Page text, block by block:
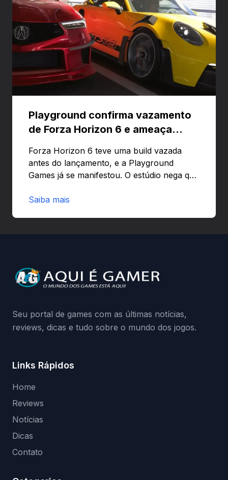
Playground confirma vazamento
de Forza Horizon 6 e ameaça
Forza Horizon 6 teve uma build vazada
antes do lançamento, e a Playground
Games já se manifestou. O estúdio nega que
preload e avisa que quem usar versões não
da Playground: negação do preload,
medidas contra acessos não autorizados
Saiba mais
Seu portal de games com as últimas notícias,
reviews, dicas e tudo sobre o mundo dos jogos.
Links Rápidos
Home
Reviews
Notícias
Dicas
Contato